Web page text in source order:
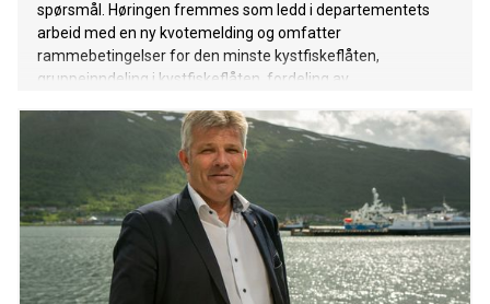
spørsmål. Høringen fremmes som ledd i departementets
arbeid med en ny kvotemelding og omfatter
rammebetingelser for den minste kystfiskeflåten,
gruppeinndeling i kystfiskeflåten, fordeling av